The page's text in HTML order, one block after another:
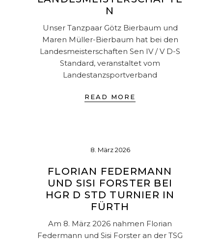
N
Unser Tanzpaar Götz Bierbaum und
Maren Müller-Bierbaum hat bei den
Landesmeisterschaften Sen IV / V D-S
Standard, veranstaltet vom
Landestanzsportverband
READ MORE
8. März 2026
FLORIAN FEDERMANN
UND SISI FORSTER BEI
HGR D STD TURNIER IN
FÜRTH
Am 8. März 2026 nahmen Florian
Federmann und Sisi Forster an der TSG